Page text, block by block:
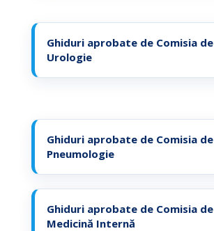
Ghiduri aprobate de Comisia de
Urologie
Ghiduri aprobate de Comisia de
Pneumologie
Ghiduri aprobate de Comisia de
Medicină Internă